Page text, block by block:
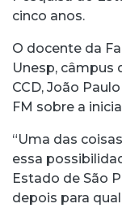
cinco anos.
O docente da
Unesp, câmpus
CCD, João
FM sobre a
“Uma das
essa
Estado de São
depois para